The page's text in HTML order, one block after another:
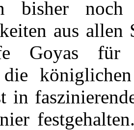
bisher noch
aus allen
Goyas für
in